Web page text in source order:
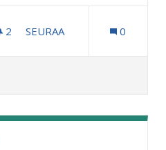
2 2 SEURAAJAA
SEURAA 0